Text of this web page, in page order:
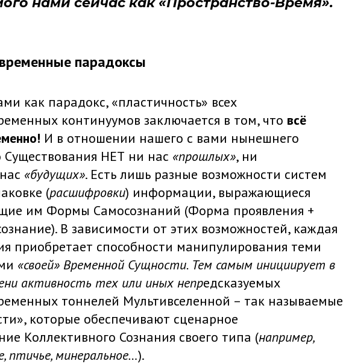
парадоксы
как парадокс, «пластичность» всех
континуумов заключается в том, что всё
И в отношении нашего с вами нынешнего
Существования НЕТ ни нас «прошлых», ни
«будущих». Есть лишь разные возможности систем
(расшифровки) информации, выражающиеся
им Формы Самосознаний (Форма проявления +
В зависимости от этих возможностей, каждая
приобретает способности манипулирования теми
«своей» Временной Сущности. Тем самым инициирует в
активность тех или иных непредсказуемых
тоннелей Мультивселенной – так называемые
которые обеспечивают сценарное
Коллективного Сознания своего типа (например,
птичье, минеральное…).